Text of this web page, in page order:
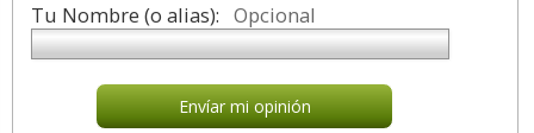
Tu Nombre (o alias): Opcional
Envíar mi opinión